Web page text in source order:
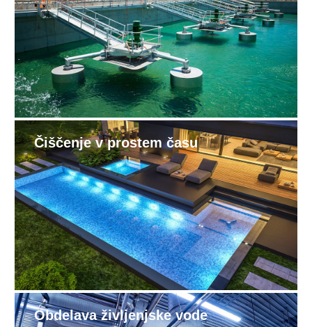
Čiščenje v prostem času
Obdelava življenjske vode